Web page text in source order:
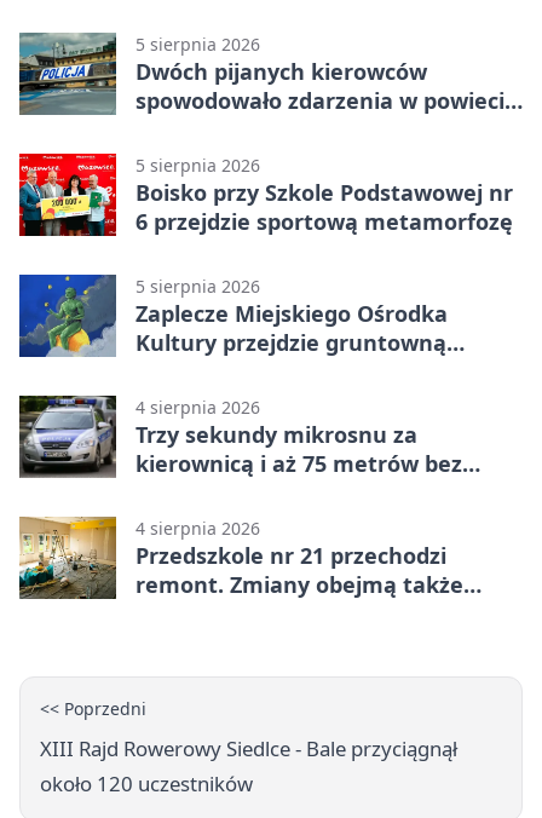
5 sierpnia 2026
Dwóch pijanych kierowców
spowodowało zdarzenia w powiecie
5 sierpnia 2026
Boisko przy Szkole Podstawowej nr
6 przejdzie sportową metamorfozę
5 sierpnia 2026
Zaplecze Miejskiego Ośrodka
Kultury przejdzie gruntowną
4 sierpnia 2026
Trzy sekundy mikrosnu za
kierownicą i aż 75 metrów bez
4 sierpnia 2026
Przedszkole nr 21 przechodzi
remont. Zmiany obejmą także
<< Poprzedni
XIII Rajd Rowerowy Siedlce - Bale przyciągnął
około 120 uczestników